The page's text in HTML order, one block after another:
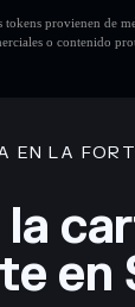
provienen de
o contenido
EN LA
en